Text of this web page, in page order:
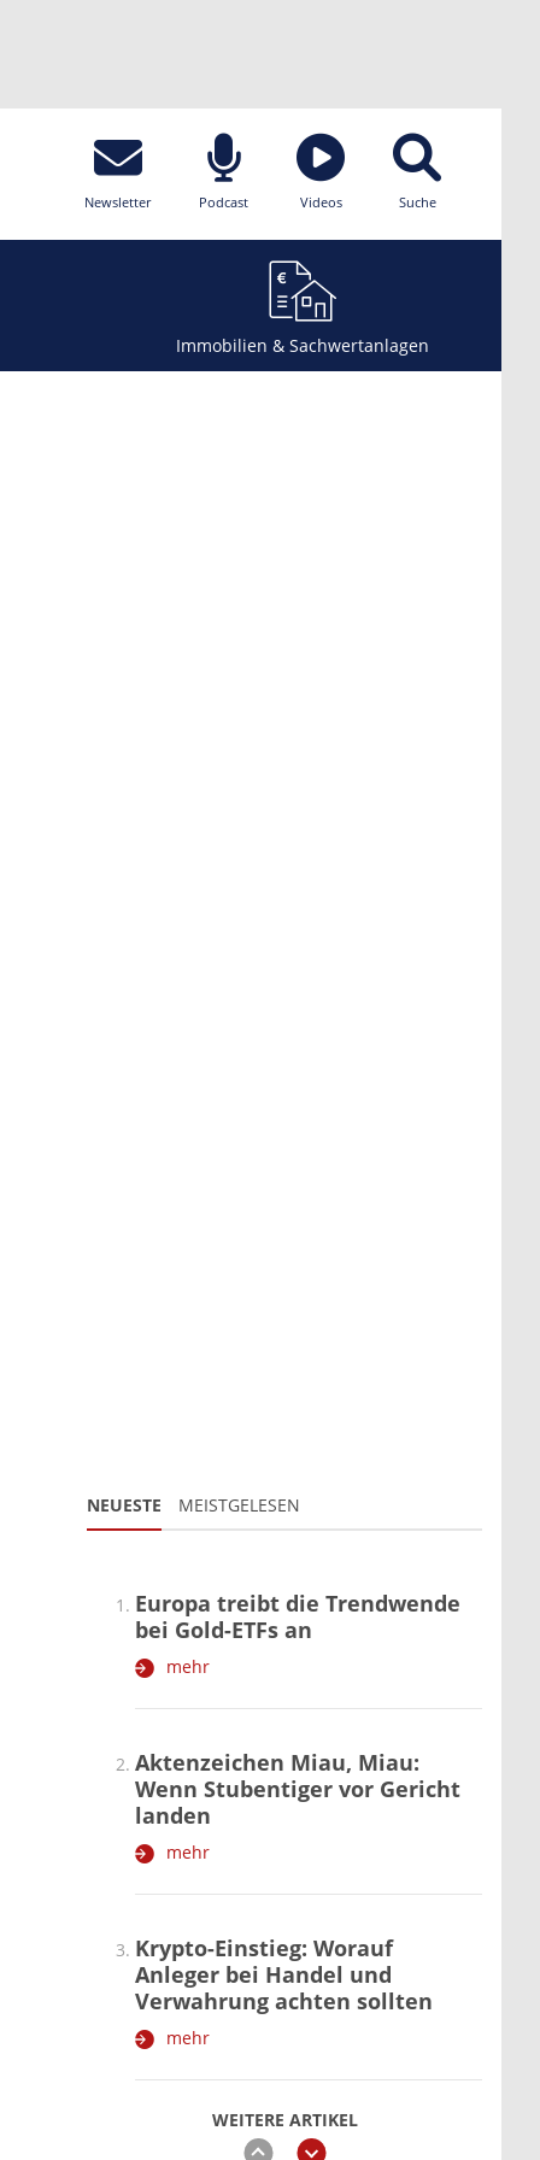
Newsletter Podcast Videos Suche
Immobilien & Sachwertanlagen
NEUESTE MEISTGELESEN
WEITERE ARTIKEL
zurückweiter
Europa treibt die Trendwende
bei Gold-ETFs an
mehr
Aktenzeichen Miau, Miau:
Wenn Stubentiger vor Gericht
landen
mehr
Krypto-Einstieg: Worauf
Anleger bei Handel und
Verwahrung achten sollten
mehr